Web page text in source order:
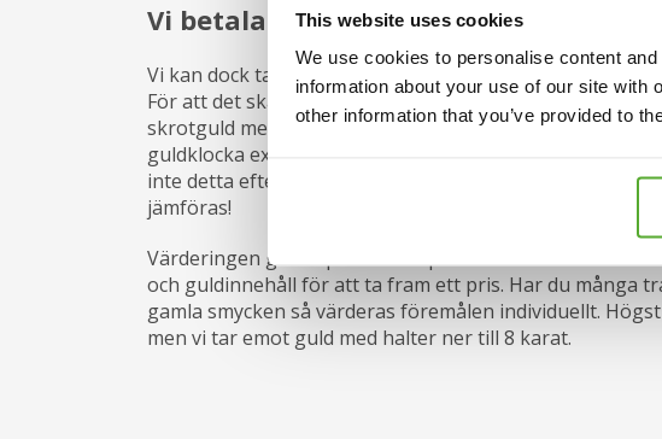
This website uses cookies
We use cookies to personalise content
information about your use of our site with
other information that you’ve provided to
Vi betalar för skrotguld - tryggt och
Vi kan dock ta emot trasiga guldklockor och andra
För att det skall vara en så bra affär som möjligt för dig
skrotguld med så hög guldhalt som möjligt, då vi endast
guldklocka exempelvis innehåller eller betingar ett
inte detta eftersom du endast erhåller ersättning för
jämföras!
Värderingen går ut på att våra professionella värderare
och guldinnehåll för att ta fram ett pris. Har du många
gamla smycken så värderas föremålen individuellt.
men vi tar emot guld med halter ner till 8 karat.